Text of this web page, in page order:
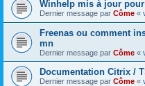
Winhelp mis à jour
Dernier message par Côme «
Freenas ou comment
mn
Dernier message par Côme «
Documentation Citrix /
Dernier message par Côme «